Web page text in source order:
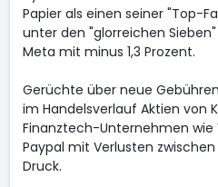
Papier als einen seiner "Top-
unter den "glorreichen
Meta mit minus 1,3 Prozent.
Gerüchte über neue
im Handelsverlauf Aktien von
Finanztech-Unternehmen wie
Paypal mit Verlusten
Druck.